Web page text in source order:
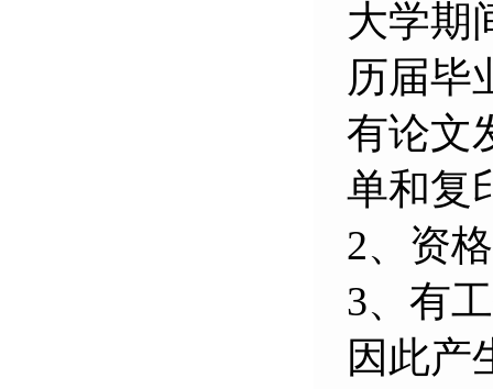
大学期
历届毕
有论文
单和复
2、资
3、有
因此产